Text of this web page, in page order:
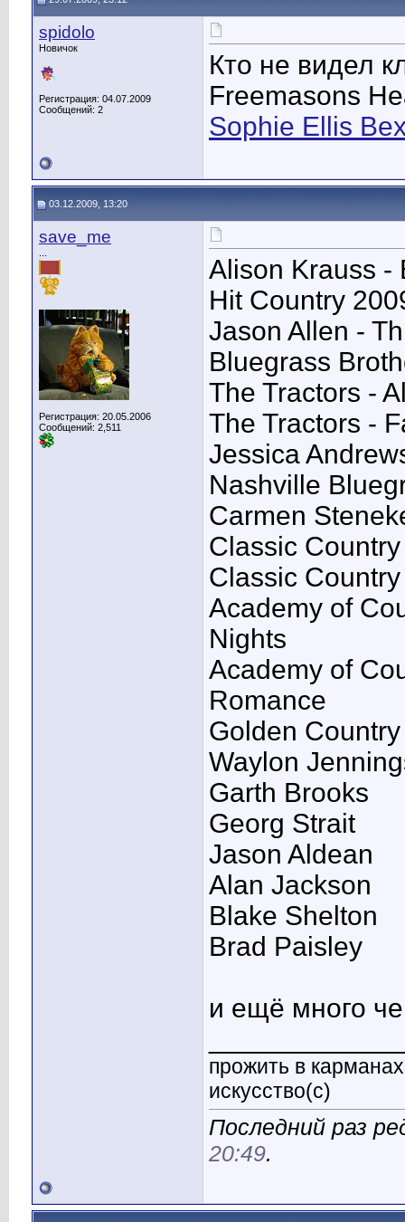
spidolo
Новичок
Регистрация: 04.07.2009
Сообщений: 2
Кто не видел
Freemasons
Sophie Ellis
03.12.2009, 13:20
save_me
Регистрация: 20.05.2006
Сообщений: 2,511
Alison Krauss -
Hit Country
Jason Allen -
Bluegrass
The Tractors -
The Tractors -
Jessica
Nashville
Carmen
Classic
Classic
Academy of
Nights
Academy of
Romance
Golden
Waylon
Garth Brooks
Georg Strait
Jason Aldean
Alan Jackson
Blake Shelton
Brad Paisley
и ещё много
прожить в
искусство(с)
Последний раз
20:49.